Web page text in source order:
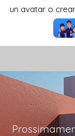
un avatar o